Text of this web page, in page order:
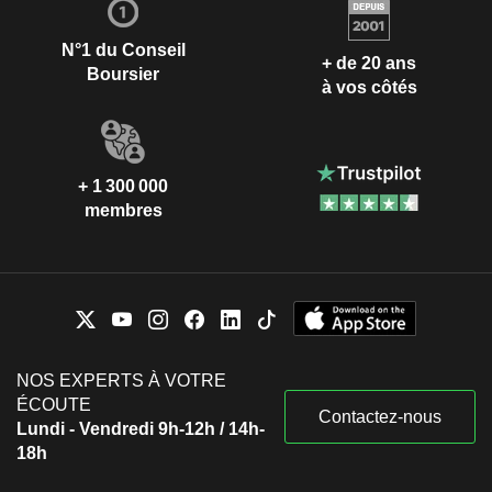
N°1 du Conseil
Boursier
+ de 20 ans
à vos côtés
+ 1 300 000
membres
NOS EXPERTS À VOTRE
ÉCOUTE
Lundi - Vendredi 9h-12h / 14h-
18h
Contactez-nous